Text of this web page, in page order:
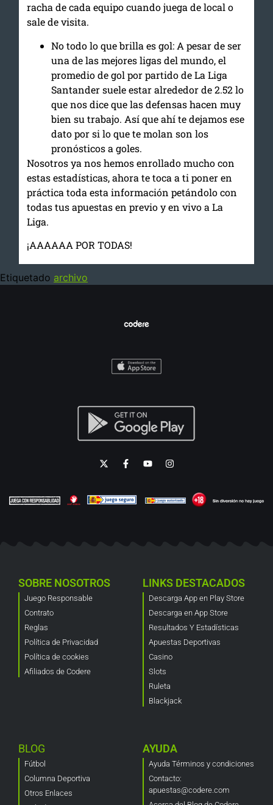
racha de cada equipo cuando juega de local o
sale de visita.
No todo lo que brilla es gol: A pesar de ser
una de las mejores ligas del mundo, el
promedio de gol por partido de La Liga
Santander suele estar alrededor de 2.52 lo
que nos dice que las defensas hacen muy
bien su trabajo. Así que ahí te dejamos ese
dato por si lo que te molan son los
pronósticos a goles.
Nosotros ya nos hemos enrollado mucho con
estas estadísticas, ahora te toca a ti poner en
práctica toda esta información petándolo con
todas tus apuestas en previo y en vivo a La
Liga.
¡AAAAAA POR TODAS!
Etiquetado archivo
SOBRE NOSOTROS
Juego Responsable
Contrato
Reglas
Política de Privacidad
Política de cookies
Afiliados de Codere
LINKS DESTACADOS
Descarga App en Play Store
Descarga en App Store
Resultados Y Estadísticas
Apuestas Deportivas
Casino
Slots
Ruleta
Blackjack
BLOG
Fútbol
Columna Deportiva
Otros Enlaces
AYUDA
Ayuda Términos y condiciones
Contacto:
apuestas@codere.com